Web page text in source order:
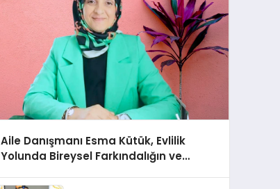
Aile Danışmanı Esma Kütük, Evlilik
Yolunda Bireysel Farkındalığın ve